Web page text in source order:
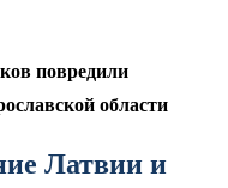
повредили
области
Латвии и